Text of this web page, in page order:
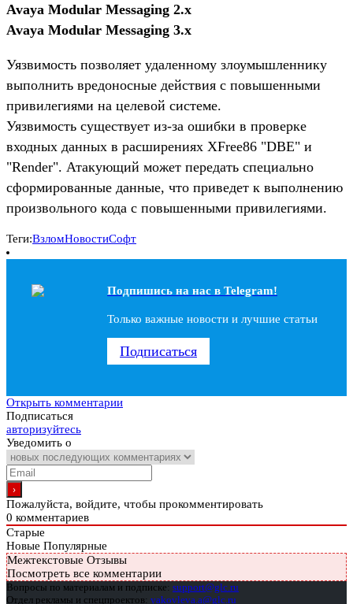
Avaya Modular Messaging 2.x
Avaya Modular Messaging 3.x
Уязвимость позволяет удаленному злоумышленнику
выполнить вредоносные действия с повышенными
привилегиями на целевой системе.
Уязвимость существует из-за ошибки в проверке
входных данных в расширениях XFree86 "DBE" и
"Render". Атакующий может передать специально
сформированные данные, что приведет к выполнению
произвольного кода с повышенными привилегиями.
Теги:ВзломНовостиСофт
Подпишись на наc в Telegram!
Только важные новости и лучшие статьи
Подписаться
Открыть комментарии
Подписаться
авторизуйтесь
Уведомить о
Пожалуйста, войдите, чтобы прокомментировать
0 комментариев
Старые
Новые Популярные
Межтекстовые Отзывы
Посмотреть все комментарии
Вопросы по материалам и подписке: support@glc.ru
Отдел рекламы и спецпроектов: yakovleva.a@glc.ru